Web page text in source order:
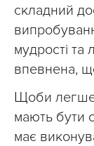
складний
мудрості
впевнена,
Щоби легше
мають бути
має